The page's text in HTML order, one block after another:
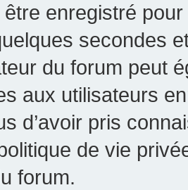
enregistré
secondes
du forum peut
aux utilisateurs
d’avoir pris
de vie
forum.